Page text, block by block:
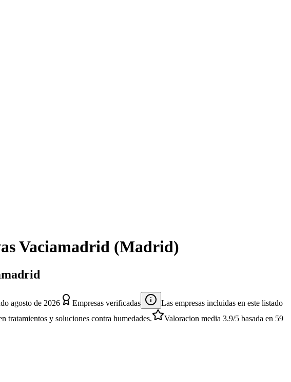
Vaciamadrid (Madrid)
agosto de 2026 Empresas verificadas
Las empresas incluidas en este listado
tratamientos y soluciones contra humedades.
Valoracion media 3.9/5 basada en 59